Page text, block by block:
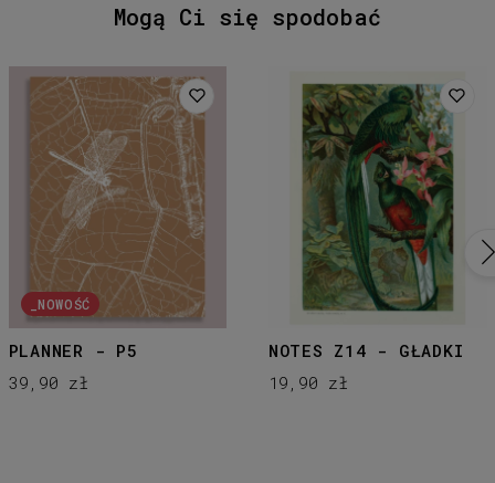
Mogą Ci się spodobać
_NOWOŚĆ
PLANNER - P5
39,90 zł
NOTES Z14 - GŁADKI
19,90 zł